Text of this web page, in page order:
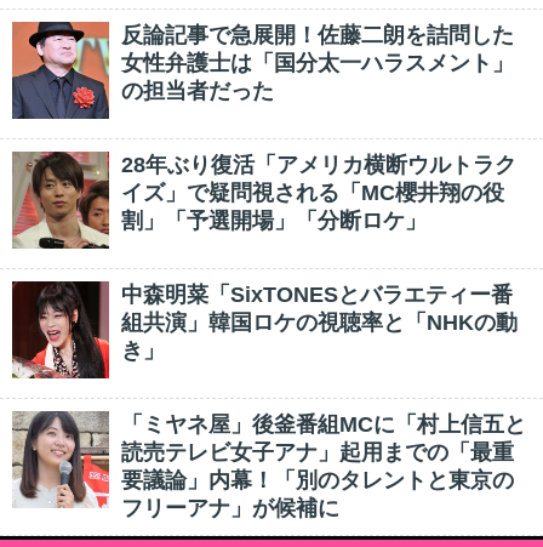
反論記事で急展開！佐藤二朗を詰問した
女性弁護士は「国分太一ハラスメント」
の担当者だった
28年ぶり復活「アメリカ横断ウルトラク
イズ」で疑問視される「MC櫻井翔の役
割」「予選開場」「分断ロケ」
中森明菜「SixTONESとバラエティー番
組共演」韓国ロケの視聴率と「NHKの動
き」
「ミヤネ屋」後釜番組MCに「村上信五と
読売テレビ女子アナ」起用までの「最重
要議論」内幕！「別のタレントと東京の
フリーアナ」が候補に